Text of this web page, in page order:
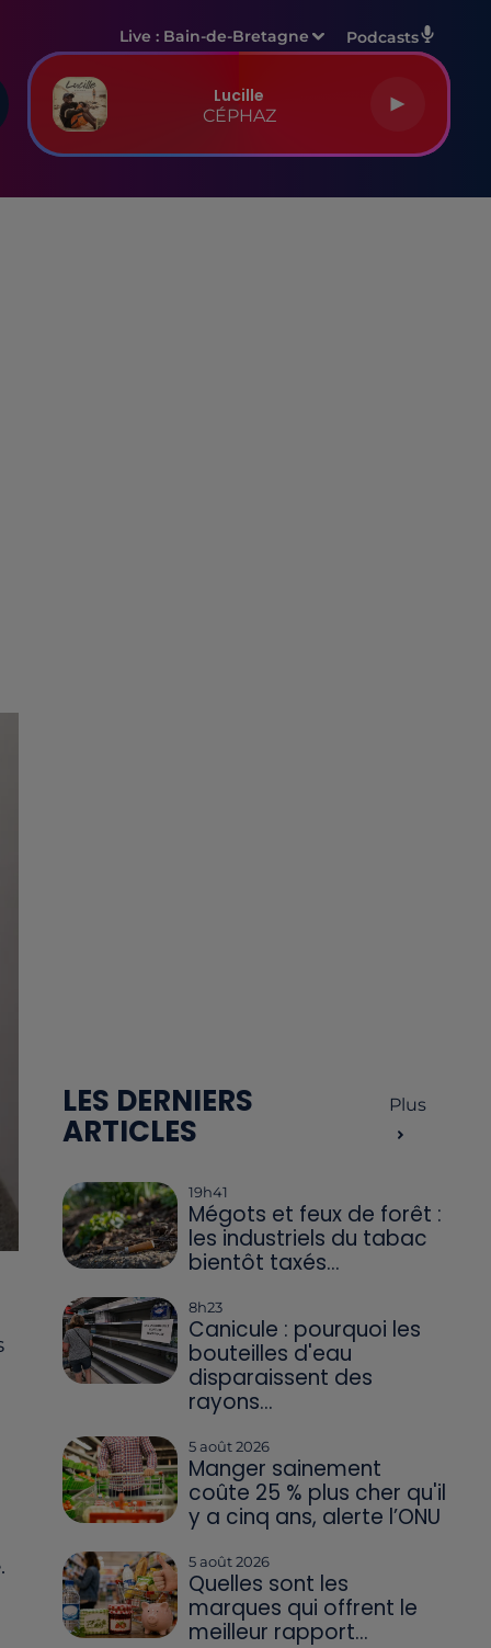
Live : Bain-de-Bretagne Podcasts
Lucille
CÉPHAZ
LES DERNIERS
ARTICLES
Plus
19h41
Mégots et feux de forêt :
les industriels du tabac
bientôt taxés...
8h23
Canicule : pourquoi les
bouteilles d'eau
disparaissent des
rayons...
5 août 2026
Manger sainement
coûte 25 % plus cher qu'il
y a cinq ans, alerte l’ONU
5 août 2026
Quelles sont les
marques qui offrent le
meilleur rapport...